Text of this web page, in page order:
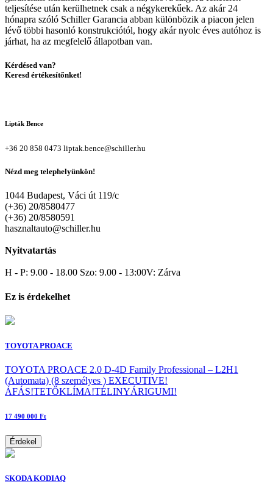
teljesítése után kerülhetnek csak a négykerekűek. Az akár 24
hónapra szóló Schiller Garancia abban különbözik a piacon jelen
lévő többi hasonló konstrukciótól, hogy akár nyolc éves autóhoz is
járhat, ha az megfelelő állapotban van.
Kérdésed van?
Keresd értékesítőnket!
Lipták Bence
+36 20 858 0473 liptak.bence@schiller.hu
Nézd meg telephelyünkön!
1044 Budapest, Váci út 119/c
(+36) 20/8580477
(+36) 20/8580591
hasznaltauto@schiller.hu
Nyitvatartás
H - P: 9.00 - 18.00 Szo: 9.00 - 13:00V: Zárva
Ez is érdekelhet
TOYOTA PROACE
TOYOTA PROACE 2.0 D-4D Family Professional – L2H1
(Automata) (8 személyes ) EXECUTIVE!
ÁFÁS!TETŐKLÍMA!TÉLINYÁRIGUMI!
17 490 000 Ft
Érdekel
SKODA KODIAQ